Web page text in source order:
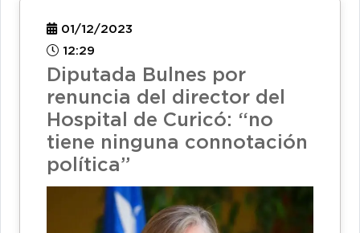
01/12/2023
12:29
Diputada Bulnes por
renuncia del director del
Hospital de Curicó: “no
tiene ninguna connotación
política”